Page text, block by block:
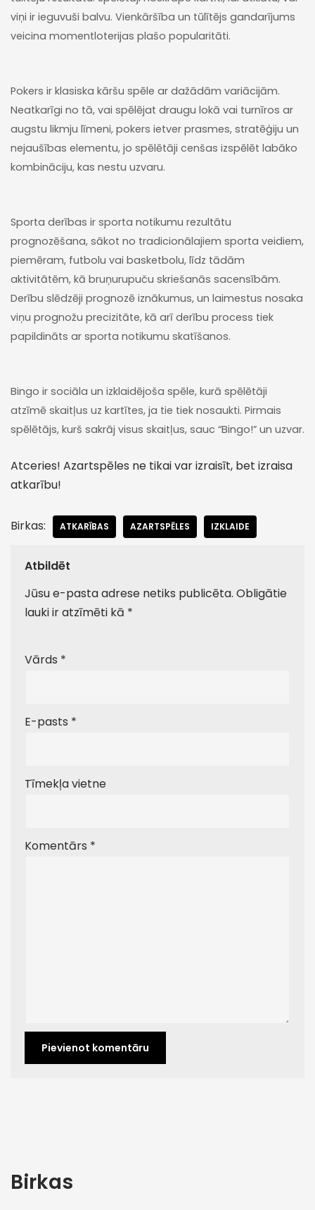
viņi ir ieguvuši balvu. Vienkāršība un tūlītējs gandarījums
veicina momentloterijas plašo popularitāti.
Pokers ir klasiska kāršu spēle ar dažādām variācijām.
Neatkarīgi no tā, vai spēlējat draugu lokā vai turnīros ar
augstu likmju līmeni, pokers ietver prasmes, stratēģiju un
nejaušības elementu, jo spēlētāji cenšas izspēlēt labāko
kombināciju, kas nestu uzvaru.
Sporta derības ir sporta notikumu rezultātu
prognozēšana, sākot no tradicionālajiem sporta veidiem,
piemēram, futbolu vai basketbolu, līdz tādām
aktivitātēm, kā bruņurupuču skriešanās sacensībām.
Derību slēdzēji prognozē iznākumus, un laimestus nosaka
viņu prognožu precizitāte, kā arī derību process tiek
papildināts ar sporta notikumu skatīšanos.
Bingo ir sociāla un izklaidējoša spēle, kurā spēlētāji
atzīmē skaitļus uz kartītes, ja tie tiek nosaukti. Pirmais
spēlētājs, kurš sakrāj visus skaitļus, sauc “Bingo!” un uzvar.
Atceries! Azartspēles ne tikai var izraisīt, bet izraisa
atkarību!
Birkas: ATKARĪBAS AZARTSPĒLES IZKLAIDE
Atbildēt
Jūsu e-pasta adrese netiks publicēta. Obligātie
lauki ir atzīmēti kā *
Vārds *
E-pasts *
Tīmekļa vietne
Komentārs *
Birkas